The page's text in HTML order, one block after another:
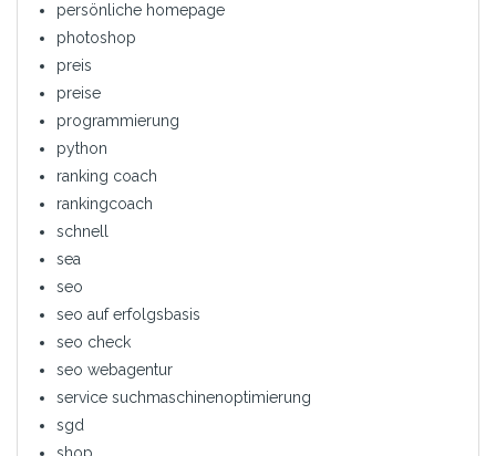
persönliche homepage
photoshop
preis
preise
programmierung
python
ranking coach
rankingcoach
schnell
sea
seo
seo auf erfolgsbasis
seo check
seo webagentur
service suchmaschinenoptimierung
sgd